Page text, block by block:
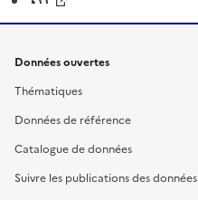
Données ouvertes
Thématiques
Données de référence
Catalogue de données
Suivre les publications des données